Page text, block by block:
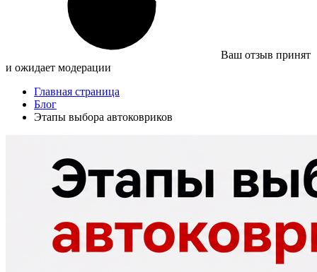
Ваш отзыв принят
и ожидает модерации
Главная страница
Блог
Этапы выбора автоковриков